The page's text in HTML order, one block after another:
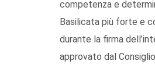
competenza e
Basilicata più forte e
durante la firma
approvato dal